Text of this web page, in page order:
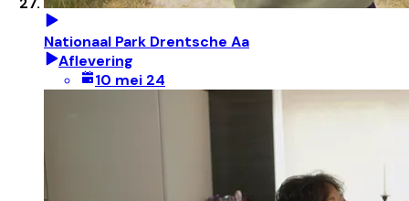
Nationaal Park Drentsche Aa
Aflevering
10 mei 24